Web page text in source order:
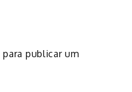
para publicar um